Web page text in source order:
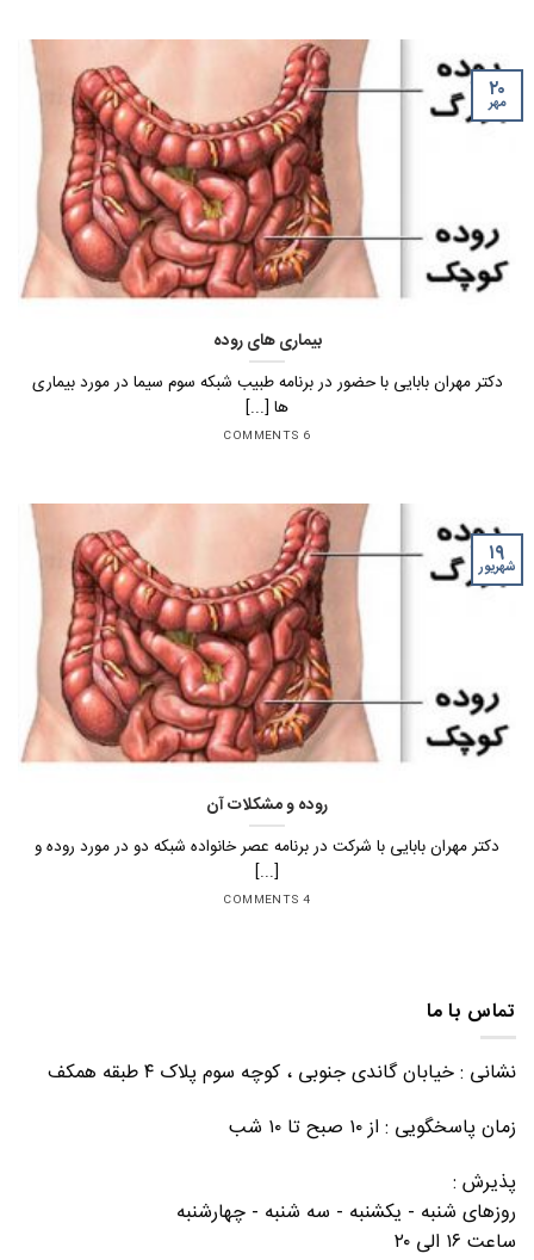
بیماری های روده
دکتر مهران بابایی با حضور در برنامه طبیب شبکه سوم سیما در مورد بیماری
ها [...]
6 COMMENTS
۲۰
مهر
روده و مشکلات آن
دکتر مهران بابایی با شرکت در برنامه عصر خانواده شبکه دو در مورد روده و
[...]
4 COMMENTS
۱۹
شهریور
تماس با ما
نشانی : خیابان گاندی جنوبی ، کوچه سوم پلاک ۴ طبقه همکف
زمان پاسخگویی : از ۱۰ صبح تا ۱۰ شب
پذیرش :
روزهای شنبه - یکشنبه - سه شنبه - چهارشنبه
ساعت ۱۶ الی ۲۰